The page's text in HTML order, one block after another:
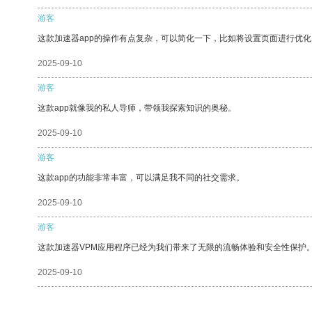
游客
这款加速器app的操作有点复杂，可以简化一下，比如将设置页面进行优
2025-09-10
游客
这款app就像我的私人导师，带领我探索知识的奥秘。
2025-09-10
游客
这款app的功能非常丰富，可以满足我不同的社交需求。
2025-09-10
游客
这款加速器VPM应用程序已经为我们带来了无限的流畅体验和安全性保护
2025-09-10